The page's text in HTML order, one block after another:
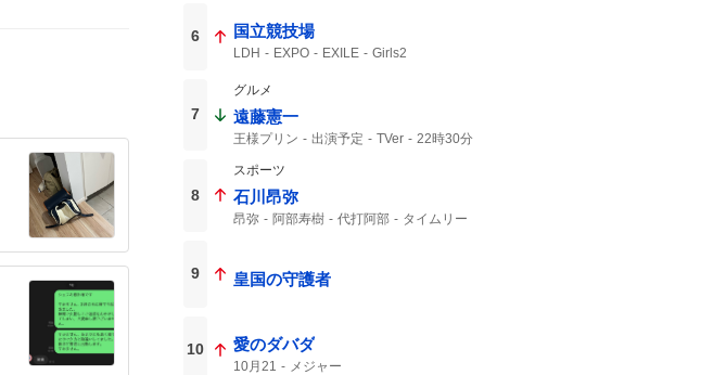
6 国立競技場
LDH EXPO EXILE Girls2
7
グルメ
遠藤憲一
王様プリン 出演予定 TVer
22時30分
8
スポーツ
石川昂弥
昂弥 阿部寿樹 代打阿部
タイムリー
9 皇国の守護者
10 愛のダバダ
10月21 メジャー